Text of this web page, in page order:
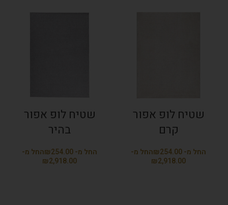
שטיח לופ אפור
קרם
₪
₪
שטיח לופ אפור
בהיר
₪
₪